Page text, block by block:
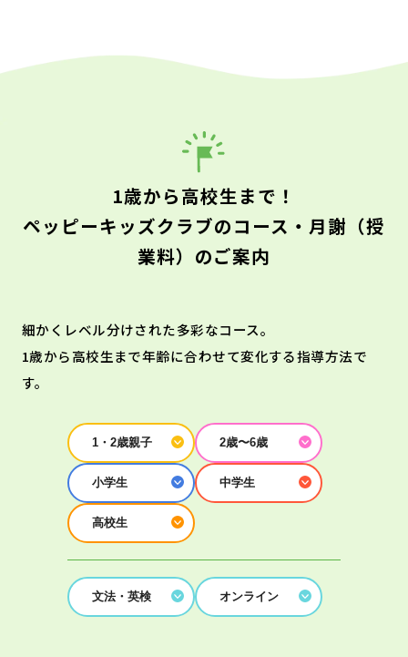
1歳から高校生まで！
ペッピーキッズクラブのコース・月謝（授
業料）のご案内
細かくレベル分けされた多彩なコース。
1歳から高校生まで年齢に合わせて変化する指導方法で
す。
1・2歳親子 2歳〜6歳
小学生 中学生
高校生
文法・英検 オンライン